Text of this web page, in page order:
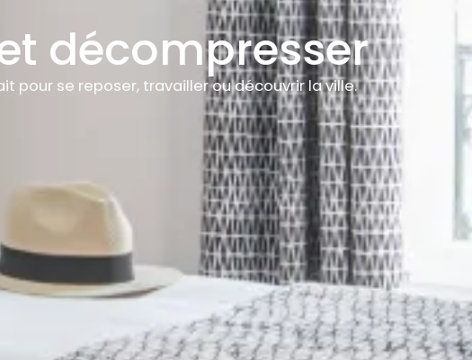
décompresser
pour se reposer, travailler ou découvrir la ville.